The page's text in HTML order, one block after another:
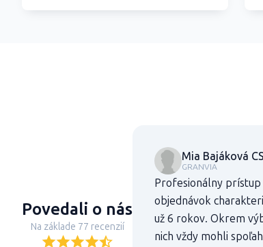
Povedali o nás
Na základe 77 recenzií
Mia Bajáková
GRANVIA
Profesionálny prístup
objednávok
už 6 rokov. Okrem
nich vždy mohli